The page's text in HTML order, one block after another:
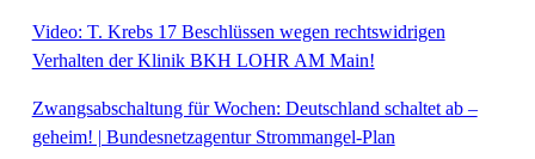
Video: T. Krebs 17 Beschlüssen wegen rechtswidrigen
Verhalten der Klinik BKH LOHR AM Main!
Zwangsabschaltung für Wochen: Deutschland schaltet ab –
geheim! | Bundesnetzagentur Strommangel-Plan